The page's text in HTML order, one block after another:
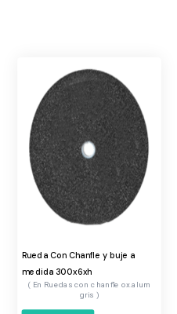
Rueda Con Chanfle y buje a
medida 300x6xh
Ruedas con chanfle ox.alum
gris